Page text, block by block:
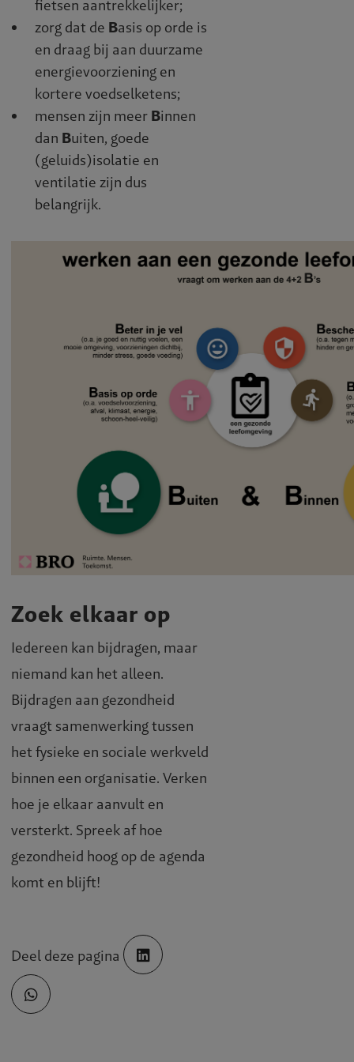
fietsen aantrekkelijker;
zorg dat de Basis op orde is
en draag bij aan duurzame
energievoorziening en
kortere voedselketens;
mensen zijn meer Binnen
dan Buiten, goede
(geluids)isolatie en
ventilatie zijn dus
belangrijk.
Zoek elkaar op
Iedereen kan bijdragen, maar
niemand kan het alleen.
Bijdragen aan gezondheid
vraagt samenwerking tussen
het fysieke en sociale werkveld
binnen een organisatie. Verken
hoe je elkaar aanvult en
versterkt. Spreek af hoe
gezondheid hoog op de agenda
komt en blijft!
Deel deze pagina